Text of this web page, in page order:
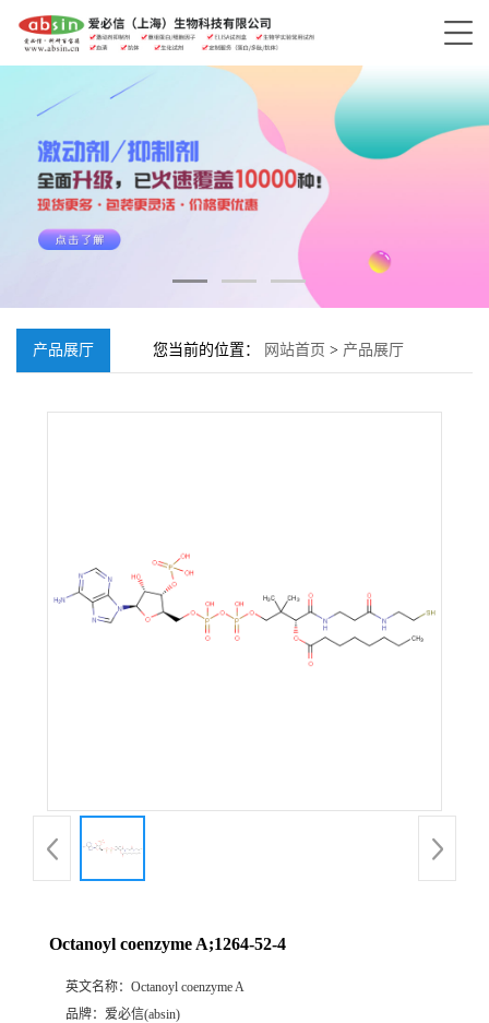
产品展厅 您当前的位置： 网站首页 > 产品展厅
Octanoyl coenzyme A;1264-52-4
英文名称： Octanoyl coenzyme A
品牌： 爱必信(absin)